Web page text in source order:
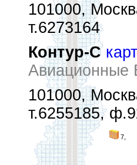
101000,
т.6273164
Контур-С
Авиационные
101000,
т.6255185,
7,